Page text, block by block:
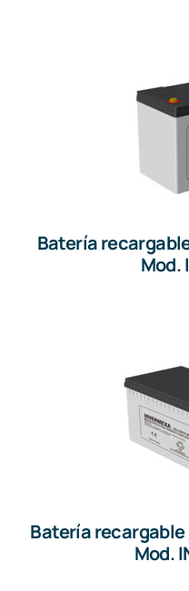
Batería recargable
Mod.
Batería recargable
Mod.